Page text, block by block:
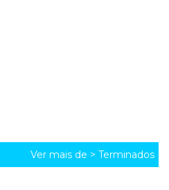
Ver mais de > Terminados